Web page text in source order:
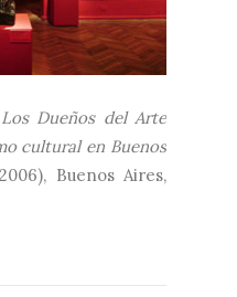
Los Dueños del Arte
cultural en Buenos
Buenos Aires,